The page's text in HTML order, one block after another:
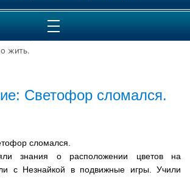
я
жить.
Светофор сломался.
сломался.
знания о расположении цветов на
с Незнайкой в подвижные игры. Учили